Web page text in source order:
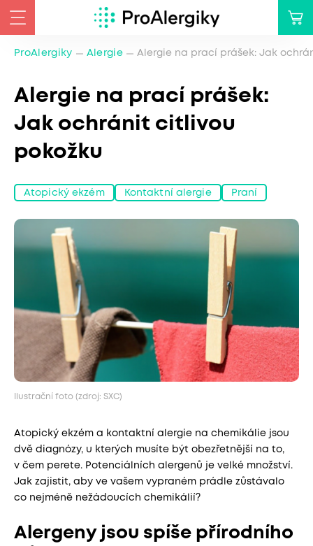
ProAlergiky Alergie Alergie na prací prášek: Jak
Alergie na prací prášek:
Jak ochránit citlivou
pokožku
Atopický ekzém Kontaktní alergie Praní
Ilustrační foto (zdroj: SXC)
Atopický ekzém a kontaktní alergie na chemikálie jsou
dvě diagnózy, u kterých musíte být obezřetnější na to,
v čem perete. Potenciálních alergenů je velké množství.
Jak zajistit, aby ve vašem vypraném prádle zůstávalo
co nejméně nežádoucích chemikálií?
Alergeny jsou spíše přírodního